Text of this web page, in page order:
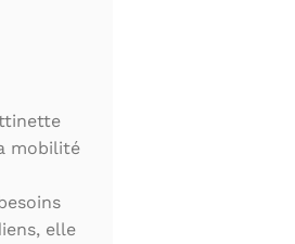
mobilité
elle